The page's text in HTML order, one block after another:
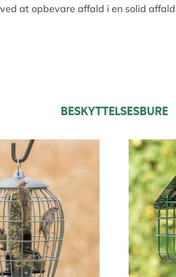
at opbevare affald i en solid
BESKYTTELSESBURE